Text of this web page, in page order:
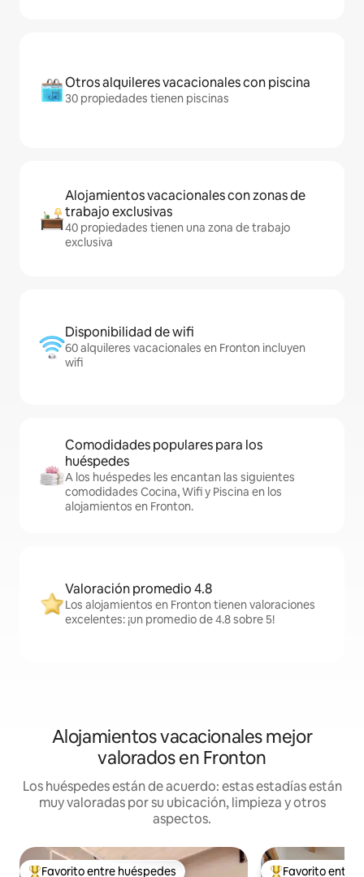
Otros alquileres vacacionales con piscina
30 propiedades tienen piscinas
Alojamientos vacacionales con zonas de
trabajo exclusivas
40 propiedades tienen una zona de trabajo
exclusiva
Disponibilidad de wifi
60 alquileres vacacionales en Fronton incluyen
wifi
Comodidades populares para los
huéspedes
A los huéspedes les encantan las siguientes
comodidades Cocina, Wifi y Piscina en los
alojamientos en Fronton.
Valoración promedio 4.8
Los alojamientos en Fronton tienen valoraciones
excelentes: ¡un promedio de 4.8 sobre 5!
Alojamientos vacacionales mejor
valorados en Fronton
Los huéspedes están de acuerdo: estas estadías están
muy valoradas por su ubicación, limpieza y otros
aspectos.
Favorito entre huéspedes Favorito entre